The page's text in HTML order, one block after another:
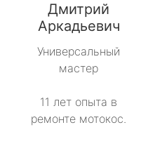
Дмитрий
Аркадьевич
Универсальный
мастер
11 лет опыта в
ремонте мотокос.